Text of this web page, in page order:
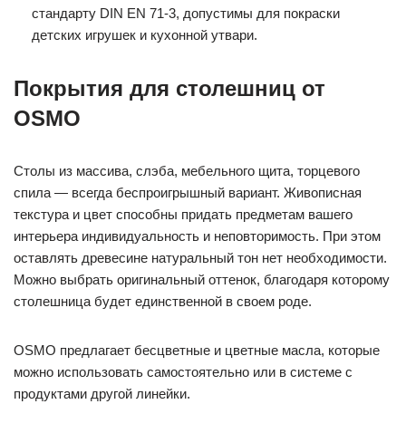
стандарту DIN EN 71-3, допустимы для покраски
детских игрушек и кухонной утвари.
Покрытия для столешниц от
OSMO
Столы из массива, слэба, мебельного щита, торцевого
спила — всегда беспроигрышный вариант. Живописная
текстура и цвет способны придать предметам вашего
интерьера индивидуальность и неповторимость. При этом
оставлять древесине натуральный тон нет необходимости.
Можно выбрать оригинальный оттенок, благодаря которому
столешница будет единственной в своем роде.
OSMO предлагает бесцветные и цветные масла, которые
можно использовать самостоятельно или в системе с
продуктами другой линейки.